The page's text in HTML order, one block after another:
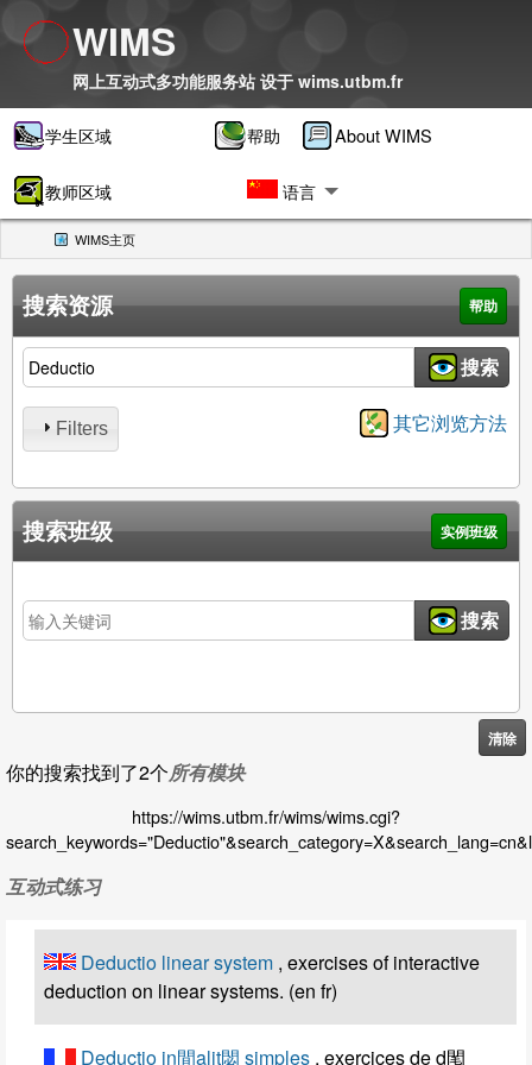
WIMS
网上互动式多功能服务站 设于wims.utbm.fr
学生区域
教师区域
帮助 About WIMS
语言
WIMS主页(CURRENT)
搜索资源 帮助
搜索资源 搜索
其它浏览方法
Filters
搜索班级 实例班级
搜索班级 搜索
清除
你的搜索找到了2个所有模块
https://wims.utbm.fr/wims/wims.cgi?
互动式练习
Deductio linear system , exercises of interactive
deduction on linear systems. (en fr)
Deductio in間alit閟 simples , exercices de d閐